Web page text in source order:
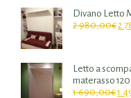
Divano Letto
2.980,00€
Letto a
materasso
1.690,00€